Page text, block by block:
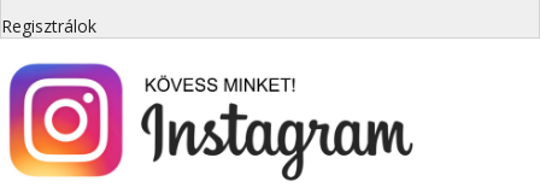
Regisztrálok